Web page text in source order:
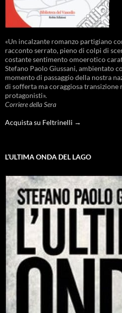
«Un incalzante romanzo partigiano
racconto serrato, pieno di colpi di
costante sentimento omoerotico
Stefano Paolo Giussani, ambientato
momento di passaggio della nostra
di sofferta ma coraggiosa
protagonisti».
Corriere della Sera
Acquista su Feltrinelli →
L’ULTIMA ONDA DEL LAGO